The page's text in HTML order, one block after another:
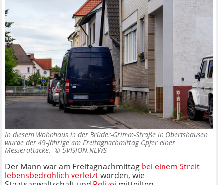
In diesem Wohnhaus in der Brüder-Grimm-Straße in Obertshausen
wurde der 49-Jährige am Freitagnachmittag Opfer einer
Messerattacke. © 5VISION.NEWS
Der Mann war am Freitagnachmittag bei einem Streit
lebensbedrohlich verletztworden, wie